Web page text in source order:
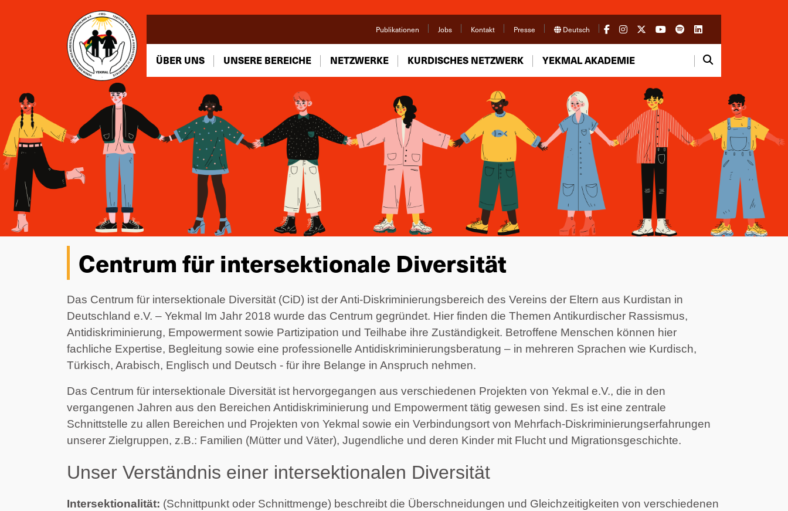
Publikationen Jobs Kontakt Presse Deutsch
ÜBER UNS UNSERE BEREICHE NETZWERKE KURDISCHES NETZWERK YEKMAL AKADEMIE
Centrum für intersektionale Diversität
Das Centrum für intersektionale Diversität (CiD) ist der Anti-Diskriminierungsbereich des Vereins der Eltern aus Kurdistan in
Deutschland e.V. – Yekmal Im Jahr 2018 wurde das Centrum gegründet. Hier finden die Themen Antikurdischer Rassismus,
Antidiskriminierung, Empowerment sowie Partizipation und Teilhabe ihre Zuständigkeit. Betroffene Menschen können hier
fachliche Expertise, Begleitung sowie eine professionelle Antidiskriminierungsberatung – in mehreren Sprachen wie Kurdisch,
Türkisch, Arabisch, Englisch und Deutsch - für ihre Belange in Anspruch nehmen.
Das Centrum für intersektionale Diversität ist hervorgegangen aus verschiedenen Projekten von Yekmal e.V., die in den
vergangenen Jahren aus den Bereichen Antidiskriminierung und Empowerment tätig gewesen sind. Es ist eine zentrale
Schnittstelle zu allen Bereichen und Projekten von Yekmal sowie ein Verbindungsort von Mehrfach-Diskriminierungserfahrungen
unserer Zielgruppen, z.B.: Familien (Mütter und Väter), Jugendliche und deren Kinder mit Flucht und Migrationsgeschichte.
Unser Verständnis einer intersektionalen Diversität
Intersektionalität: (Schnittpunkt oder Schnittmenge) beschreibt die Überschneidungen und Gleichzeitigkeiten von verschiedenen